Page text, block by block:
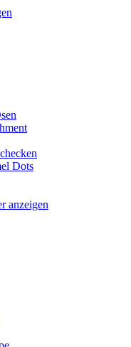
Dots
anzeigen